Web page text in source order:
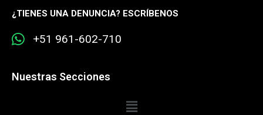
¿TIENES UNA DENUNCIA? ESCRÍBENOS
+51 961-602-710
Nuestras Secciones